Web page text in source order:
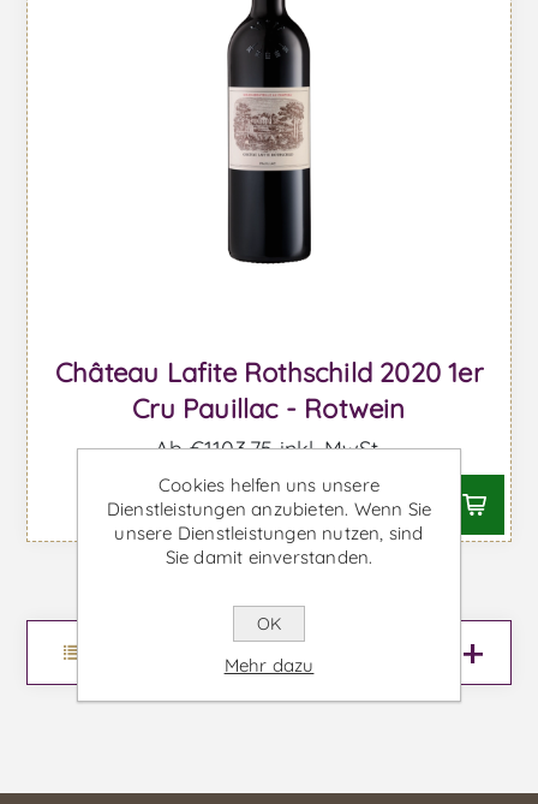
Château Lafite Rothschild 2020 1er
Cru Pauillac - Rotwein
Ab €1103,75 inkl. MwSt.
Cookies helfen uns unsere
Dienstleistungen anzubieten. Wenn Sie
unsere Dienstleistungen nutzen, sind
Sie damit einverstanden.
OK
Mehr dazu